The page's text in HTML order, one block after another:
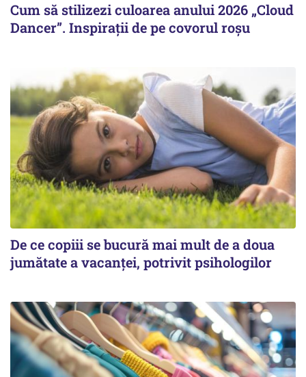
Cum să stilizezi culoarea anului 2026 „Cloud
Dancer”. Inspirații de pe covorul roșu
De ce copiii se bucură mai mult de a doua
jumătate a vacanței, potrivit psihologilor